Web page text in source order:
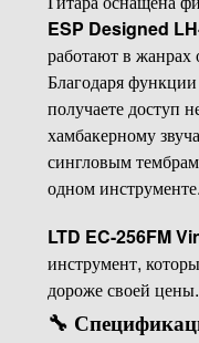
ESP Designed
работают в жанрах
Благодаря функции
получаете доступ
хамбакерному
сингловым
одном инструменте.
LTD EC-256FM
инструмент,
дороже своей цены.
🔧